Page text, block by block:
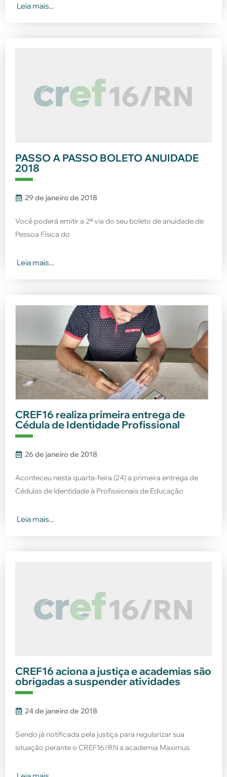
Leia mais...
PASSO A PASSO BOLETO ANUIDADE
2018
29 de janeiro de 2018
Você poderá emitir a 2ª via do seu boleto de anuidade de
Pessoa Física do
Leia mais...
CREF16 realiza primeira entrega de
Cédula de Identidade Profissional
26 de janeiro de 2018
Aconteceu nesta quarta-feira (24) a primeira entrega de
Cédulas de Identidade à Profissionais de Educação
Leia mais...
CREF16 aciona a justiça e academias são
obrigadas a suspender atividades
24 de janeiro de 2018
Sendo já notificada pela justiça para regularizar sua
situação perante o CREF16/RN a academia Maximus